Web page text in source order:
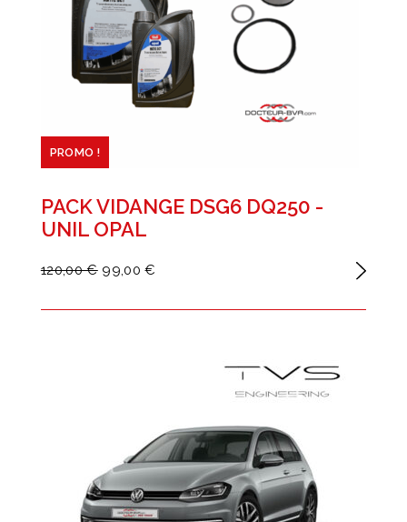
PROMO !
PACK VIDANGE DSG6 DQ250 -
UNIL OPAL
120,00 € 99,00 €